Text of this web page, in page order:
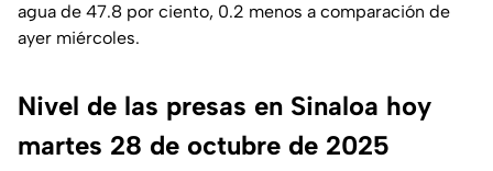
agua de 47.8 por ciento, 0.2 menos a comparación de
ayer miércoles.
Nivel de las presas en Sinaloa hoy
martes 28 de octubre de 2025